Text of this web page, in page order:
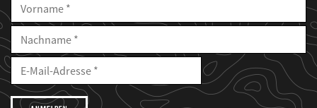
Vorname
Nachname
E-
Mailadresse
E-
Adresse
Ich